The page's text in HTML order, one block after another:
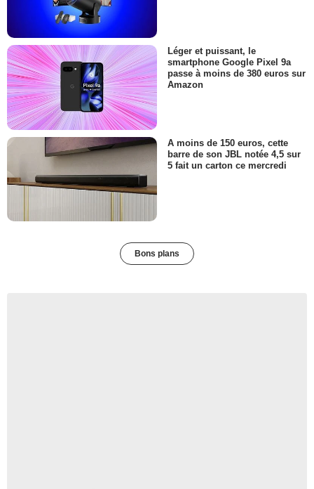
Léger et puissant, le
smartphone Google Pixel 9a
passe à moins de 380 euros sur
Amazon
A moins de 150 euros, cette
barre de son JBL notée 4,5 sur
5 fait un carton ce mercredi
Bons plans